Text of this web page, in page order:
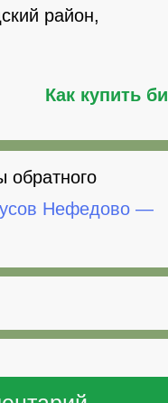
район,
Как купить
обратного
Нефедово —